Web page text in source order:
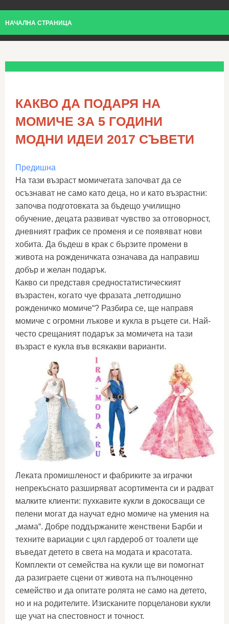
НАЧАЛНА СТРАНИЦА
КАКВО ДА ПОДАРЯ НА
МОМИЧЕ ЗА 5 ГОДИНИ
МОДНИ ИДЕИ 2017 СЪВЕТИ
Предишна
На тази възраст момичетата започват да се
осъзнават не само като деца, но и като възрастни:
започва подготовката за бъдещо училищно
обучение, децата развиват чувство за отговорност,
дневният график се променя и се появяват нови
хобита. Да бъдеш в крак с бързите промени в
живота на рожденичката означава да направиш
добър и желан подарък.
Какво си представя средностатистическият
възрастен, когато чуе фразата „петгодишно
рожденичко момиче“? Разбира се, ще направя
момиче с огромни лъкове и кукла в ръцете си. Най-
често срещаният подарък за момичета на тази
възраст е кукла във всякакви варианти.
Леката промишленост и фабриките за играчки
непрекъснато разширяват асортимента си и радват
малките клиенти: пухкавите кукли в докосващи се
пелени могат да научат едно момиче на умения на
„мама“. Добре поддържаните женствени Барби и
техните вариации с цял гардероб от тоалети ще
въведат детето в света на модата и красотата.
Комплекти от семейства на кукли ще ви помогнат
да разиграете сцени от живота на пълноценно
семейство и да опитате ролята не само на детето,
но и на родителите. Изисканите порцеланови кукли
ще учат на спестовност и точност.